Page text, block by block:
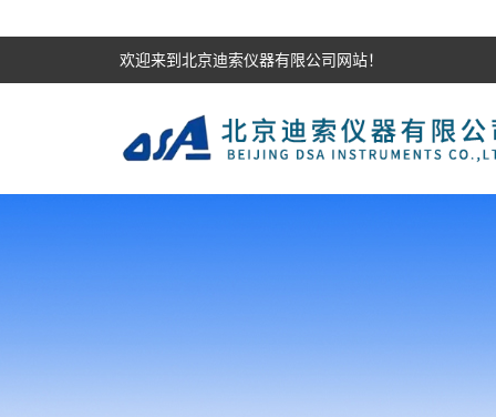
欢迎来到北京迪索仪器有限公司网站！